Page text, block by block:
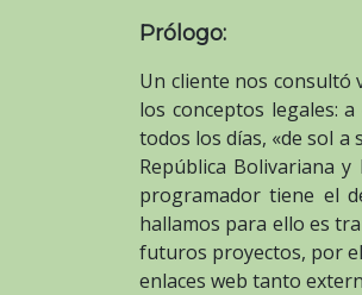
Prólogo:
Un cliente nos consultó
los conceptos legales:
todos los días, «de sol a
República Bolivariana
programador tiene el
hallamos para ello es
futuros proyectos, por
enlaces web tanto